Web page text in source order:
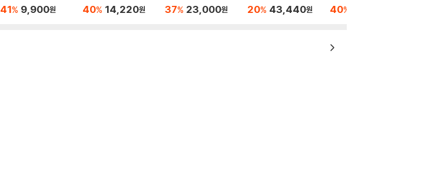
ommon Good?
41% 9,900원
Prosperity, and Pov
40% 14,220원 37% 23,000원
dency of Donald Tru
20% 43,440원
Critical Technology
40%